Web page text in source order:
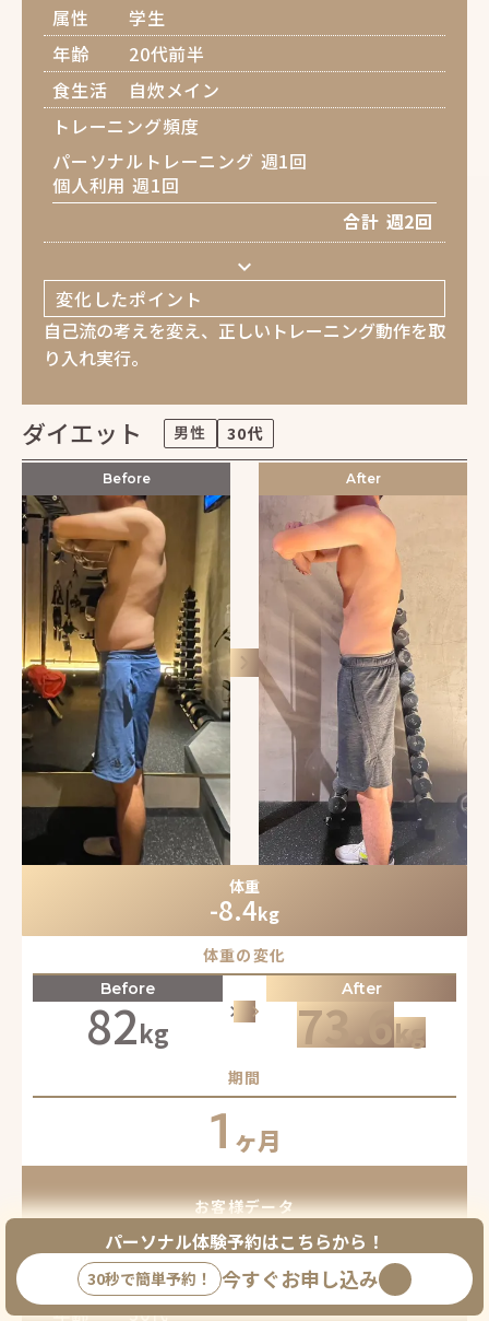
属性
学生
年齢
20代前半
食生活
自炊メイン
トレーニング頻度
パーソナルトレーニング 週1回
個人利用 週1回
合計 週2回
keyboard_arrow_down
変化したポイント
自己流の考えを変え、正しいトレーニング動作を取
り入れ実行。
ダイエット 男性 30代
Before
keyboard_arrow_right
After
体重
-8.4kg
体重の変化
Before
82kg
keyboard_arrow_right keyboard_arrow_rightkeyboard_arrow_right
After
73.6kg
期間
1 ヶ月
お客様データ
属性
会社員
年齢
30代
パーソナル体験予約はこちらから！
30秒で簡単予約！ 今すぐお申し込み